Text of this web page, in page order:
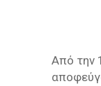
Από την